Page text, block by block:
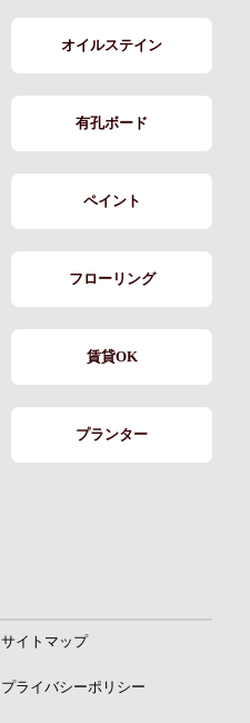
オイルステイン
有孔ボード
ペイント
フローリング
賃貸OK
プランター
サイトマップ
プライバシーポリシー